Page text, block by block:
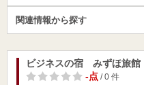
関連情報から探す
ビジネスの宿 みずほ旅館
-点/ 0 件